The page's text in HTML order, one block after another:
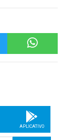
APLICATIVO